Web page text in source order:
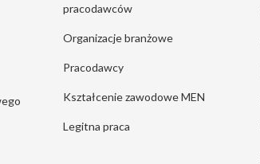
pracodawców
Organizacje branżowe
Pracodawcy
Kształcenie zawodowe MEN
Legitna praca